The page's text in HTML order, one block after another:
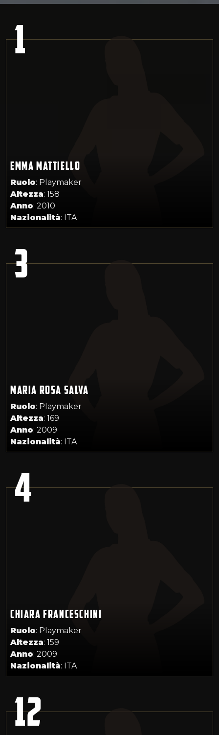
1
EMMA MATTIELLO
Ruolo: Playmaker
Altezza: 158
Anno: 2010
Nazionalità: ITA
3
MARIA ROSA SALVA
Ruolo: Playmaker
Altezza: 169
Anno: 2009
Nazionalità: ITA
4
CHIARA FRANCESCHINI
Ruolo: Playmaker
Altezza: 159
Anno: 2009
Nazionalità: ITA
12